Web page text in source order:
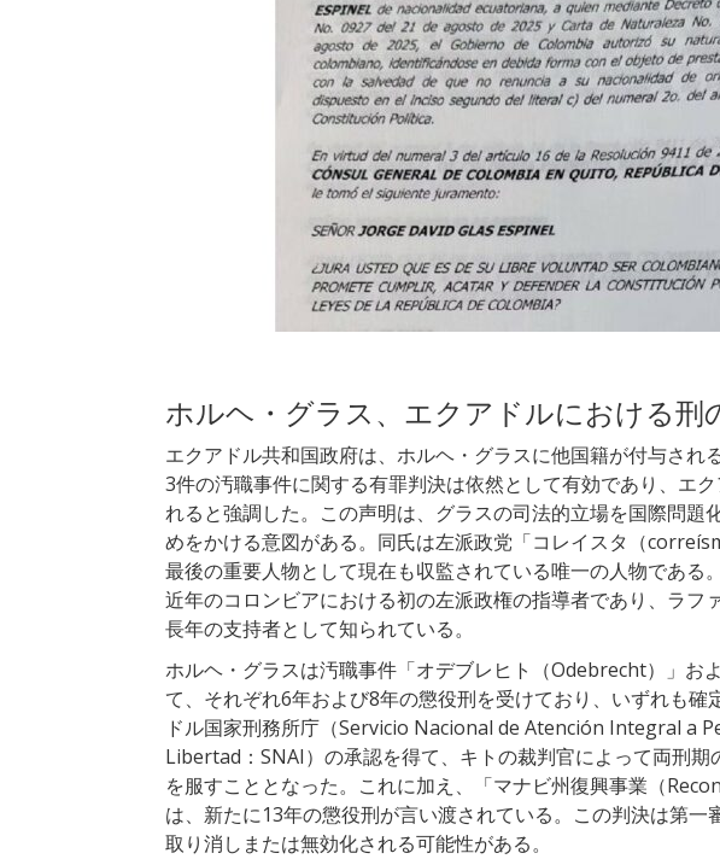
ホルヘ・グラス、エクアドルにおける刑
エクアドル共和国政府は、ホルヘ・グラスに他国籍が付与され
3件の汚職事件に関する有罪判決は依然として有効であり、エ
れると強調した。この声明は、グラスの司法的立場を国際問題
めをかける意図がある。同氏は左派政党「コレイスタ（
最後の重要人物として現在も収監されている唯一の人物である
近年のコロンビアにおける初の左派政権の指導者であり、ラフ
長年の支持者として知られている。
ホルヘ・グラスは汚職事件「オデブレヒト（Odebrecht）」お
て、それぞれ6年および8年の懲役刑を受けており、いずれも確
ドル国家刑務所庁（Servicio Nacional de Atención Integral a
Libertad：SNAI）の承認を得て、キトの裁判官によって両刑
を服すこととなった。これに加え、「マナビ州復興事業（
は、新たに13年の懲役刑が言い渡されている。この判決は第一
取り消しまたは無効化される可能性がある。